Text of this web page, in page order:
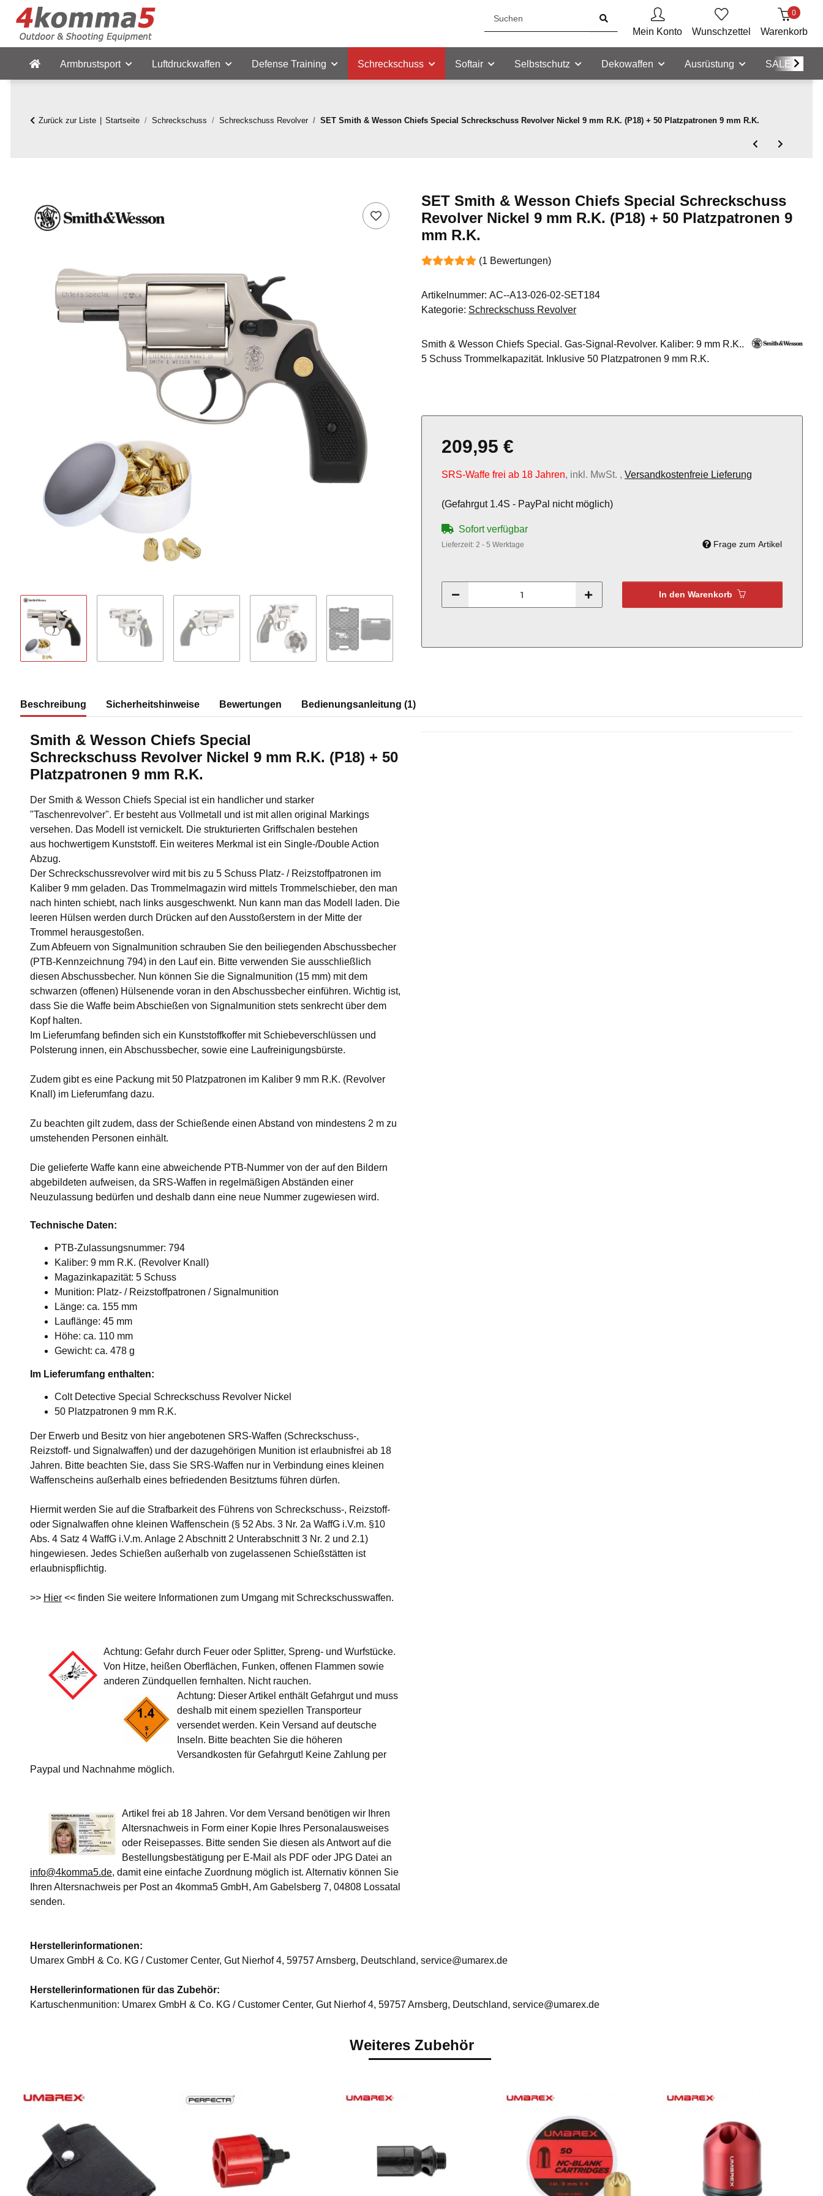
Mein Konto Wunschzettel
0
Warenkorb
Armbrustsport Luftdruckwaffen Defense Training Schreckschuss Softair Selbstschutz Dekowaffen Ausrüstung SALE
Zurück zur Liste Startseite Schreckschuss Schreckschuss Revolver SET Smith & Wesson Chiefs Special Schreckschuss Revolver Nickel 9 mm R.K. (P18) + 50 Platzpatronen 9 mm R.K.
SET Smith & Wesson Chiefs Special Schreckschuss
Revolver Nickel 9 mm R.K. (P18) + 50 Platzpatronen 9
mm R.K.
(1 Bewertungen)
Artikelnummer: AC--A13-026-02-SET184
Kategorie: Schreckschuss Revolver
Smith & Wesson Chiefs Special. Gas-Signal-Revolver. Kaliber: 9 mm R.K..
5 Schuss Trommelkapazität. Inklusive 50 Platzpatronen 9 mm R.K.
209,95 €
SRS-Waffe frei ab 18 Jahren, inkl. MwSt. , Versandkostenfreie Lieferung
(Gefahrgut 1.4S - PayPal nicht möglich)
Sofort verfügbar
Lieferzeit: 2 - 5 Werktage Frage zum Artikel
In den Warenkorb
Beschreibung Sicherheitshinweise Bewertungen Bedienungsanleitung (1)
Smith & Wesson Chiefs Special
Schreckschuss Revolver Nickel 9 mm R.K. (P18) + 50
Platzpatronen 9 mm R.K.
Der Smith & Wesson Chiefs Special ist ein handlicher und starker
"Taschenrevolver". Er besteht aus Vollmetall und ist mit allen original Markings
versehen. Das Modell ist vernickelt. Die strukturierten Griffschalen bestehen
aus hochwertigem Kunststoff. Ein weiteres Merkmal ist ein Single-/Double Action
Abzug.
Der Schreckschussrevolver wird mit bis zu 5 Schuss Platz- / Reizstoffpatronen im
Kaliber 9 mm geladen. Das Trommelmagazin wird mittels Trommelschieber, den man
nach hinten schiebt, nach links ausgeschwenkt. Nun kann man das Modell laden. Die
leeren Hülsen werden durch Drücken auf den Ausstoßerstern in der Mitte der
Trommel herausgestoßen.
Zum Abfeuern von Signalmunition schrauben Sie den beiliegenden Abschussbecher
(PTB-Kennzeichnung 794) in den Lauf ein. Bitte verwenden Sie ausschließlich
diesen Abschussbecher. Nun können Sie die Signalmunition (15 mm) mit dem
schwarzen (offenen) Hülsenende voran in den Abschussbecher einführen. Wichtig ist,
dass Sie die Waffe beim Abschießen von Signalmunition stets senkrecht über dem
Kopf halten.
Im Lieferumfang befinden sich ein Kunststoffkoffer mit Schiebeverschlüssen und
Polsterung innen, ein Abschussbecher, sowie eine Laufreinigungsbürste.
Zudem gibt es eine Packung mit 50 Platzpatronen im Kaliber 9 mm R.K. (Revolver
Knall) im Lieferumfang dazu.
Zu beachten gilt zudem, dass der Schießende einen Abstand von mindestens 2 m zu
umstehenden Personen einhält.
Die gelieferte Waffe kann eine abweichende PTB-Nummer von der auf den Bildern
abgebildeten aufweisen, da SRS-Waffen in regelmäßigen Abständen einer
Neuzulassung bedürfen und deshalb dann eine neue Nummer zugewiesen wird.
Technische Daten:
PTB-Zulassungsnummer: 794
Kaliber: 9 mm R.K. (Revolver Knall)
Magazinkapazität: 5 Schuss
Munition: Platz- / Reizstoffpatronen / Signalmunition
Länge: ca. 155 mm
Lauflänge: 45 mm
Höhe: ca. 110 mm
Gewicht: ca. 478 g
Im Lieferumfang enthalten:
Colt Detective Special Schreckschuss Revolver Nickel
50 Platzpatronen 9 mm R.K.
Der Erwerb und Besitz von hier angebotenen SRS-Waffen (Schreckschuss-,
Reizstoff- und Signalwaffen) und der dazugehörigen Munition ist erlaubnisfrei ab 18
Jahren. Bitte beachten Sie, dass Sie SRS-Waffen nur in Verbindung eines kleinen
Waffenscheins außerhalb eines befriedenden Besitztums führen dürfen.
Hiermit werden Sie auf die Strafbarkeit des Führens von Schreckschuss-, Reizstoff-
oder Signalwaffen ohne kleinen Waffenschein (§ 52 Abs. 3 Nr. 2a WaffG i.V.m. §10
Abs. 4 Satz 4 WaffG i.V.m. Anlage 2 Abschnitt 2 Unterabschnitt 3 Nr. 2 und 2.1)
hingewiesen. Jedes Schießen außerhalb von zugelassenen Schießstätten ist
erlaubnispflichtig.
>> Hier << finden Sie weitere Informationen zum Umgang mit Schreckschusswaffen.
Achtung: Gefahr durch Feuer oder Splitter, Spreng- und Wurfstücke.
Von Hitze, heißen Oberflächen, Funken, offenen Flammen sowie
anderen Zündquellen fernhalten. Nicht rauchen.
Achtung: Dieser Artikel enthält Gefahrgut und muss
deshalb mit einem speziellen Transporteur
versendet werden. Kein Versand auf deutsche
Inseln. Bitte beachten Sie die höheren
Versandkosten für Gefahrgut! Keine Zahlung per
Paypal und Nachnahme möglich.
Artikel frei ab 18 Jahren. Vor dem Versand benötigen wir Ihren
Altersnachweis in Form einer Kopie Ihres Personalausweises
oder Reisepasses. Bitte senden Sie diesen als Antwort auf die
Bestellungsbestätigung per E-Mail als PDF oder JPG Datei an
info@4komma5.de, damit eine einfache Zuordnung möglich ist. Alternativ können Sie
Ihren Altersnachweis per Post an 4komma5 GmbH, Am Gabelsberg 7, 04808 Lossatal
senden.
Herstellerinformationen:
Umarex GmbH & Co. KG / Customer Center, Gut Nierhof 4, 59757 Arnsberg, Deutschland, service@umarex.de
Herstellerinformationen für das Zubehör:
Kartuschenmunition: Umarex GmbH & Co. KG / Customer Center, Gut Nierhof 4, 59757 Arnsberg, Deutschland, service@umarex.de
Weiteres Zubehör